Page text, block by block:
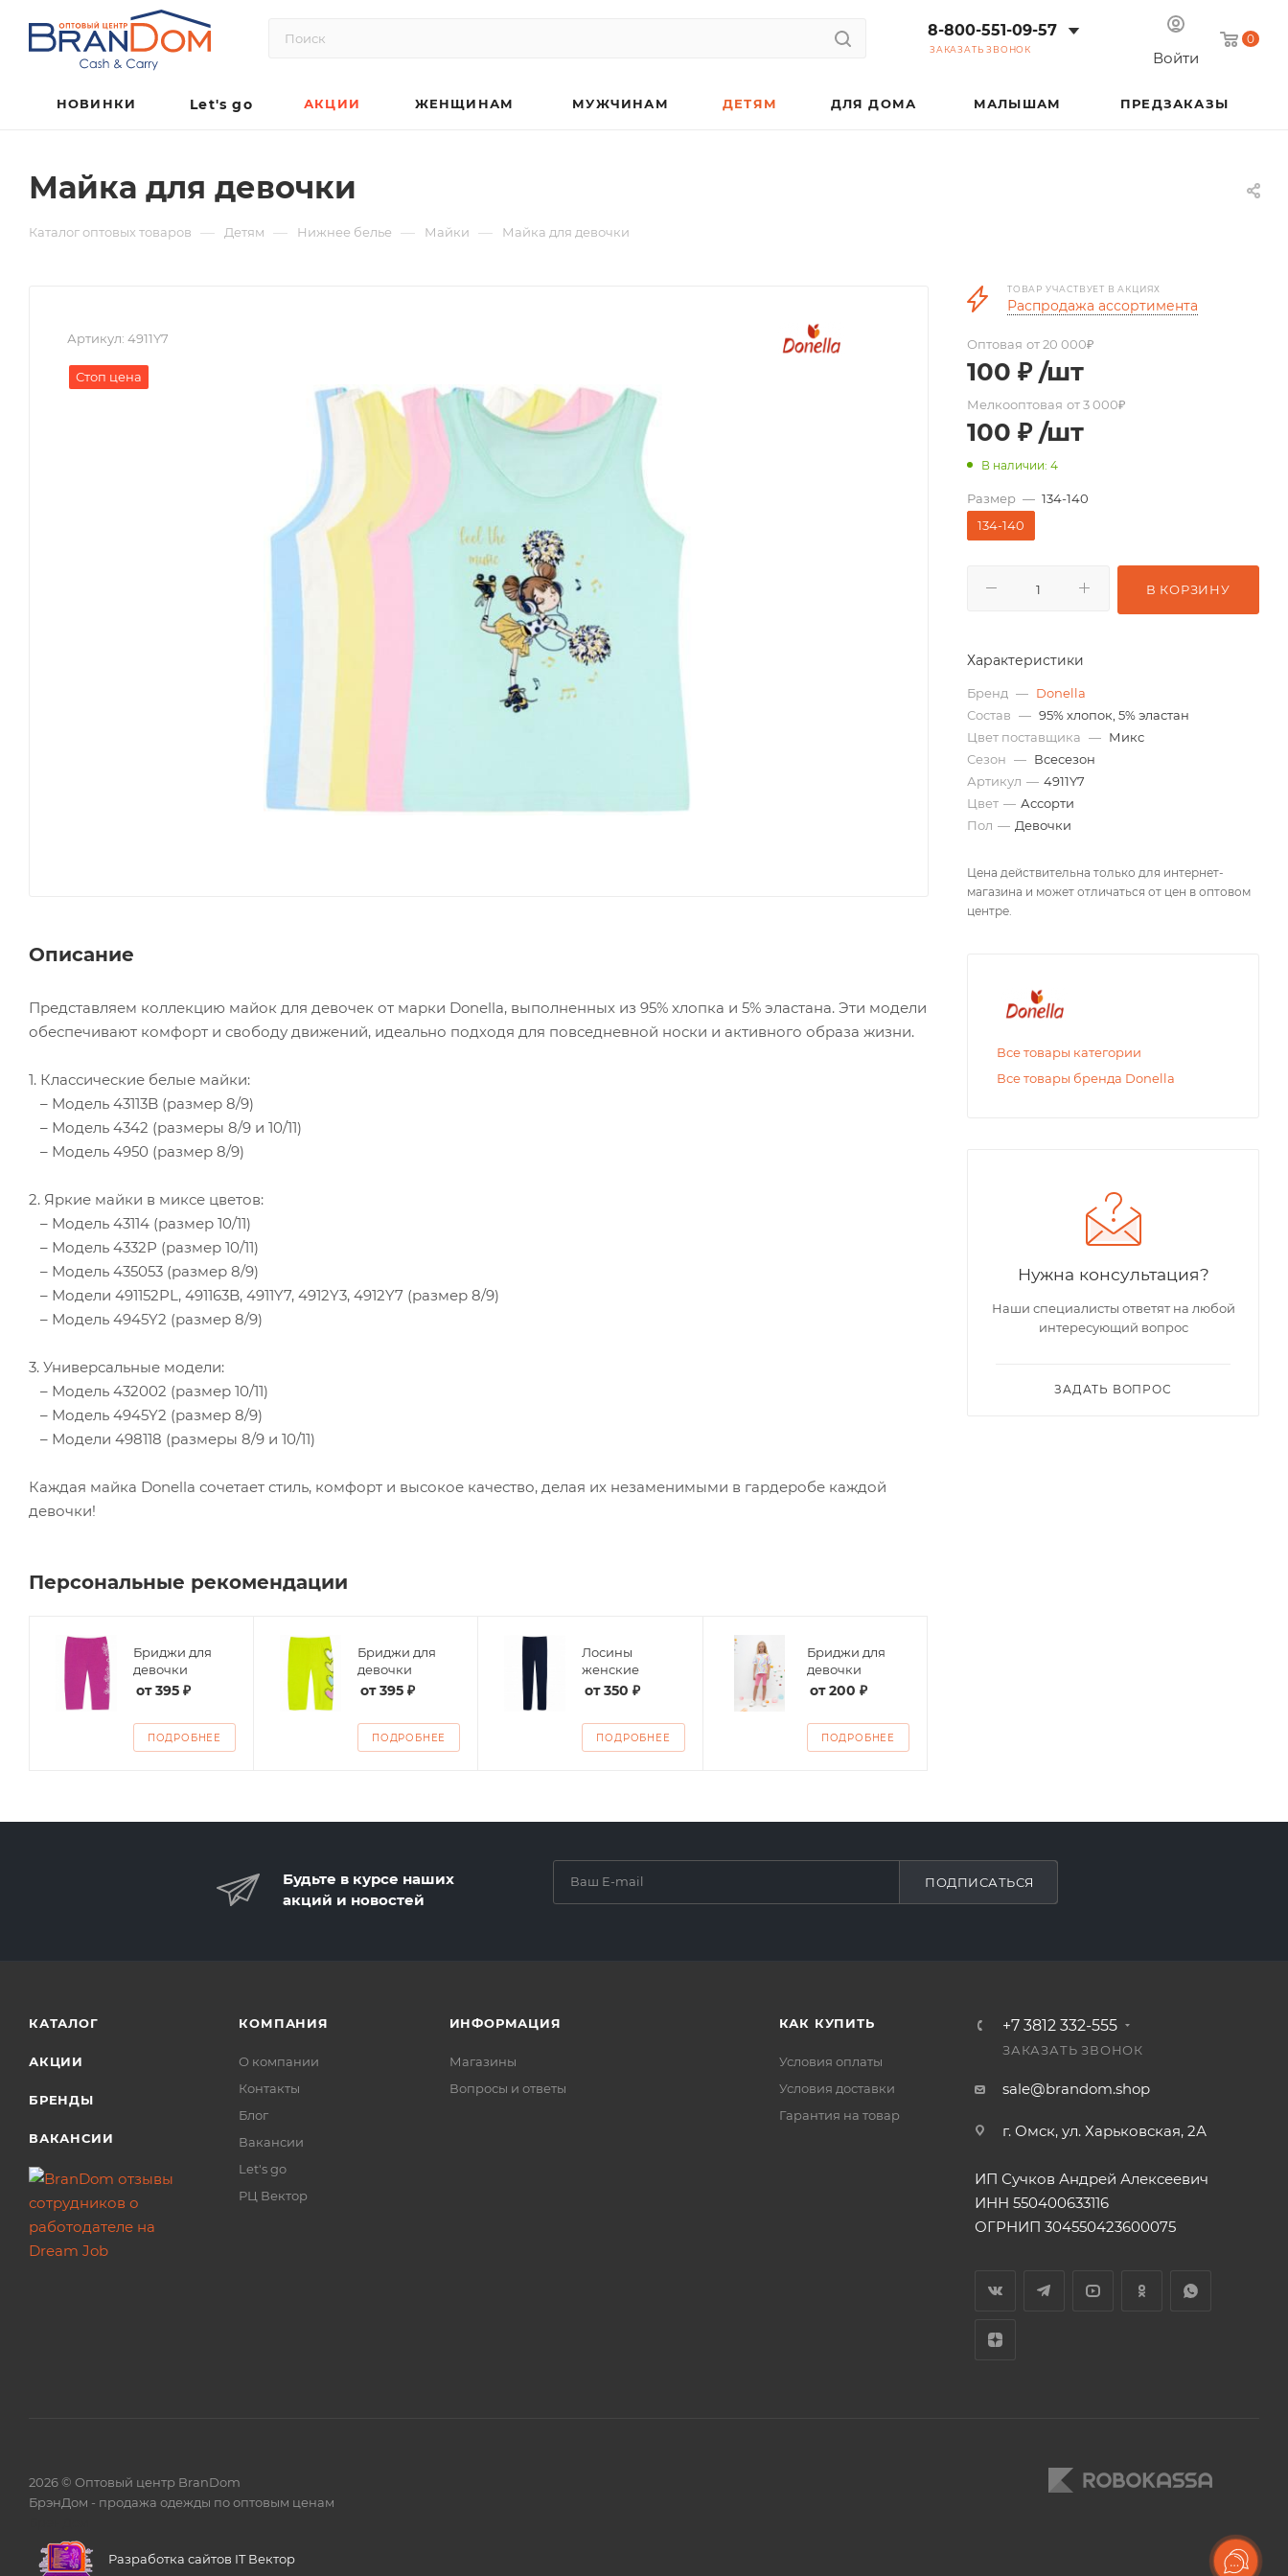
0
Войти
8-800-551-09-57
ЗАКАЗАТЬ ЗВОНОК
НОВИНКИ Let's go АКЦИИ ЖЕНЩИНАМ МУЖЧИНАМ ДЕТЯМ ДЛЯ ДОМА МАЛЫШАМ ПРЕДЗАКАЗЫ
Майка для девочки
Каталог оптовых товаров — Детям — Нижнее белье — Майки — Майка для девочки
Артикул: 4911Y7
Стоп цена
Описание
Представляем коллекцию майок для девочек от марки Donella, выполненных из 95% хлопка и 5% эластана. Эти модели
обеспечивают комфорт и свободу движений, идеально подходя для повседневной носки и активного образа жизни.
1. Классические белые майки:
– Модель 43113B (размер 8/9)
– Модель 4342 (размеры 8/9 и 10/11)
– Модель 4950 (размер 8/9)
2. Яркие майки в миксе цветов:
– Модель 43114 (размер 10/11)
– Модель 4332P (размер 10/11)
– Модель 435053 (размер 8/9)
– Модели 491152PL, 491163B, 4911Y7, 4912Y3, 4912Y7 (размер 8/9)
– Модель 4945Y2 (размер 8/9)
3. Универсальные модели:
– Модель 432002 (размер 10/11)
– Модель 4945Y2 (размер 8/9)
– Модели 498118 (размеры 8/9 и 10/11)
Каждая майка Donella сочетает стиль, комфорт и высокое качество, делая их незаменимыми в гардеробе каждой
девочки!
Персональные рекомендации
Бриджи для
девочки
от395 ₽
ПОДРОБНЕЕ
Бриджи для
девочки
от395 ₽
ПОДРОБНЕЕ
Лосины
женские
от350 ₽
ПОДРОБНЕЕ
Бриджи для
девочки
от200 ₽
ПОДРОБНЕЕ
ТОВАР УЧАСТВУЕТ В АКЦИЯХ
Распродажа ассортимента
Оптовая от 20 000₽
100 ₽ /шт
Мелкооптовая от 3 000₽
100 ₽ /шт
В наличии: 4
Размер — 134-140
134-140
В КОРЗИНУ
Характеристики
Бренд — Donella
Состав — 95% хлопок, 5% эластан
Цвет поставщика — Микс
Сезон — Всесезон
Артикул — 4911Y7
Цвет — Ассорти
Пол — Девочки
Цена действительна только для интернет-
магазина и может отличаться от цен в оптовом
центре.
Все товары категории
Все товары бренда Donella
Нужна консультация?
Наши специалисты ответят на любой
интересующий вопрос
ЗАДАТЬ ВОПРОС
Будьте в курсе наших
акций и новостей
ПОДПИСАТЬСЯ
КАТАЛОГ
АКЦИИ
БРЕНДЫ
ВАКАНСИИ
КОМПАНИЯ
О компании
Контакты
Блог
Вакансии
Let's go
РЦ Вектор
ИНФОРМАЦИЯ
Магазины
Вопросы и ответы
КАК КУПИТЬ
Условия оплаты
Условия доставки
Гарантия на товар
+7 3812 332-555
ЗАКАЗАТЬ ЗВОНОК
sale@brandom.shop
г. Омск, ул. Харьковская, 2А
ИП Сучков Андрей Алексеевич
ИНН 550400633116
ОГРНИП 304550423600075
2026 © Оптовый центр BranDom
БрэнДом - продажа одежды по оптовым ценам
Разработка сайтов IT Вектор